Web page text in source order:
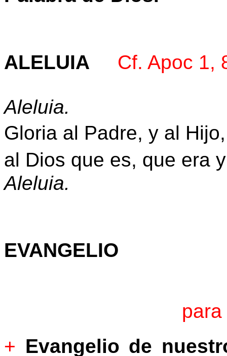
ALELUIA Cf. Apoc 1,
Aleluia.
Gloria al Padre, y al
al Dios que es, que era
Aleluia.
EVANGELIO
+ Evangelio de